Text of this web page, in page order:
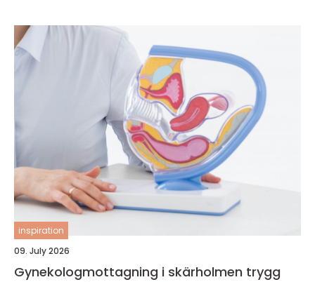
inspiration
09. July 2026
Gynekologmottagning i skärholmen trygg